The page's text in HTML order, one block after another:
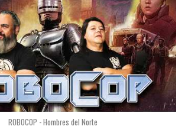
ROBOCOP - Hombres del Norte